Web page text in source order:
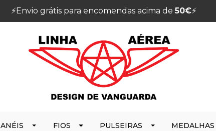
⚡️Envio grátis para encomendas acima de50€⚡️
ANÉIS FIOS PULSEIRAS MEDALHAS